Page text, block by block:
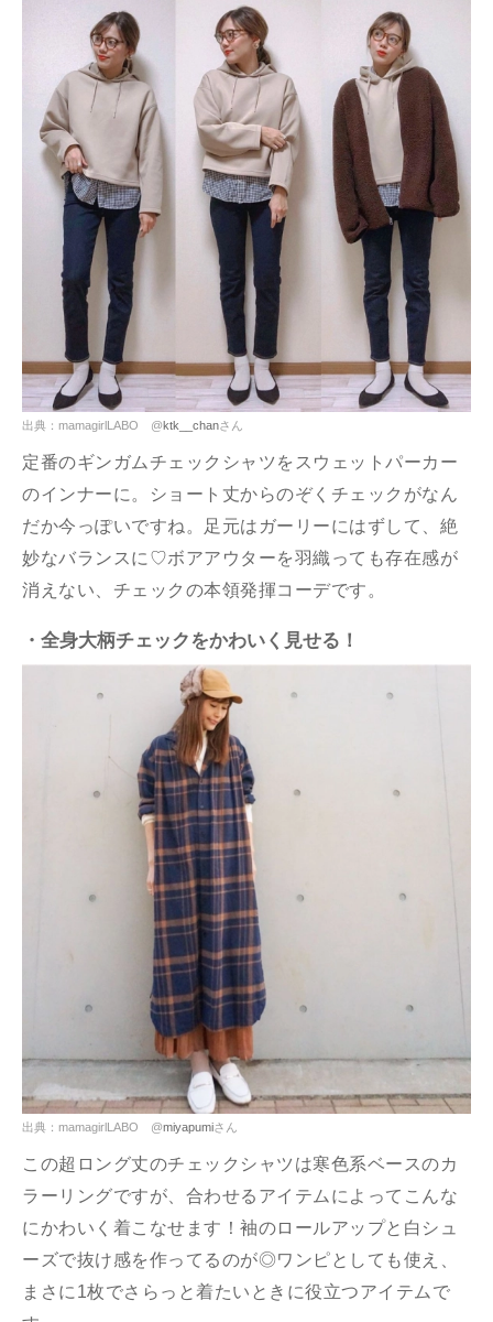
出典：mamagirlLABO @ktk__chanさん
定番のギンガムチェックシャツをスウェットパーカー
のインナーに。ショート丈からのぞくチェックがなん
だか今っぽいですね。足元はガーリーにはずして、絶
妙なバランスに♡ボアアウターを羽織っても存在感が
消えない、チェックの本領発揮コーデです。
・全身大柄チェックをかわいく見せる！
出典：mamagirlLABO @miyapumiさん
この超ロング丈のチェックシャツは寒色系ベースのカ
ラーリングですが、合わせるアイテムによってこんな
にかわいく着こなせます！袖のロールアップと白シュ
ーズで抜け感を作ってるのが◎ワンピとしても使え、
まさに1枚でさらっと着たいときに役立つアイテムで